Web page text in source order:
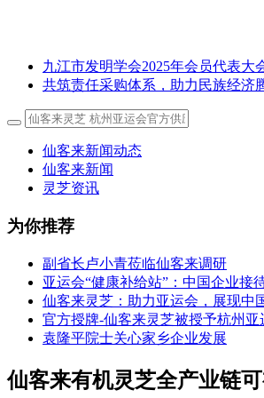
九江市发明学会2025年会员代表
共筑责任采购体系，助力民族经济
仙客来新闻动态
仙客来新闻
灵芝资讯
为你推荐
副省长卢小青莅临仙客来调研
亚运会“健康补给站”：中国企业
仙客来灵芝：助力亚运会，展现中
官方授牌-仙客来灵芝被授予杭州
袁隆平院士关心家乡企业发展
仙客来有机灵芝全产业链